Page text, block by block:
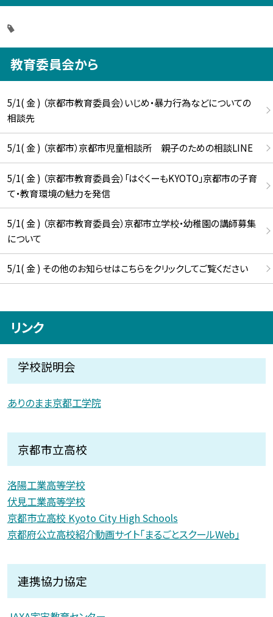
教育委員会から
5/1( 金 ) （京都市教育委員会）いじめ・暴力行為などについての
相談先
5/1( 金 ) （京都市）京都市児童相談所 親子のための相談LINE
5/1( 金 ) （京都市教育委員会）「はぐくーもKYOTO」京都市の子育
て・教育環境の魅力を発信
5/1( 金 ) （京都市教育委員会）京都市立学校・幼稚園の講師募集
について
5/1( 金 ) その他のお知らせはこちらをクリックしてご覧ください
リンク
学校説明会
ありのまま京都工学院
京都市立高校
洛陽工業高等学校
伏見工業高等学校
京都市立高校 Kyoto City High Schools
京都府公立高校紹介動画サイト「まるごとスクールWeb」
連携協力協定